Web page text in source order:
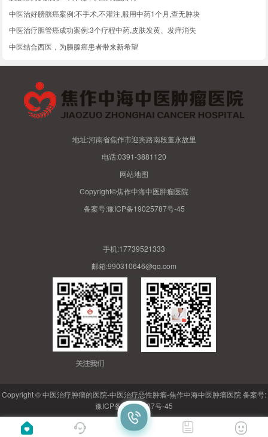
中医治好膀胱癌案例:不手术,不灌注,服用中药1个月,查无肿块
中医治疗胆管癌成功案例:3个疗程中药,皮肤发黄、发痒消失
中医结合西医，为胰腺癌患者带来新希望
地址:河南省焦作市迎宾路南段董永故里
电话:0391-3881120
网站地图
Copyright©焦作中海中医肿瘤医院
备案号:豫ICP备19025787号-45
手机:17739521333
邮箱:990310646@qq.com
Copyright © 中医治疗肿瘤的医院-中医治疗恶性肿瘤-焦作中海中医肿瘤医院 备案号:
豫ICP备19025787号-45